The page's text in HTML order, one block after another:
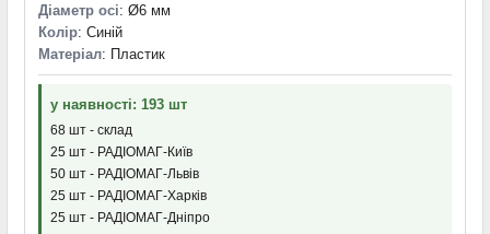
Діаметр осі: Ø6 мм
Колір: Синій
Матеріал: Пластик
у наявності: 193 шт
68 шт - склад
25 шт - РАДІОМАГ-Київ
50 шт - РАДІОМАГ-Львів
25 шт - РАДІОМАГ-Харків
25 шт - РАДІОМАГ-Дніпро